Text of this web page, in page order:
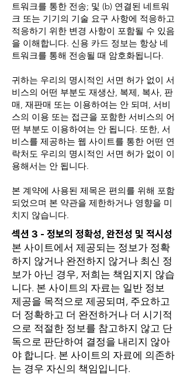
트워크를 통한 전송; 및 (b) 연결된 네트워
크 또는 기기의 기술 요구 사항에 적응하고
적응하기 위한 변경 사항이 포함될 수 있음
을 이해합니다. 신용 카드 정보는 항상 네
트워크를 통해 전송될 때 암호화됩니다.
귀하는 우리의 명시적인 서면 허가 없이 서
비스의 어떤 부분도 재생산, 복제, 복사, 판
매, 재판매 또는 이용하여는 안 되며, 서비
스의 이용 또는 접근을 포함한 서비스의 어
떤 부분도 이용하여는 안 됩니다. 또한, 서
비스를 제공하는 웹 사이트를 통한 어떤 연
락처도 우리의 명시적인 서면 허가 없이 이
용해서는 안 됩니다.
본 계약에 사용된 제목은 편의를 위해 포함
되었으며 본 약관을 제한하거나 영향을 미
치지 않습니다.
섹션 3 - 정보의 정확성, 완전성 및 적시성
본 사이트에서 제공되는 정보가 정확
하지 않거나 완전하지 않거나 최신 정
보가 아닌 경우, 저희는 책임지지 않습
니다. 본 사이트의 자료는 일반 정보
제공을 목적으로 제공되며, 주요하고
더 정확하고 더 완전하거나 더 시기적
으로 적절한 정보를 참고하지 않고 단
독으로 판단하여 결정을 내리지 않아
야 합니다. 본 사이트의 자료에 의존하
는 경우 자신의 책임입니다.